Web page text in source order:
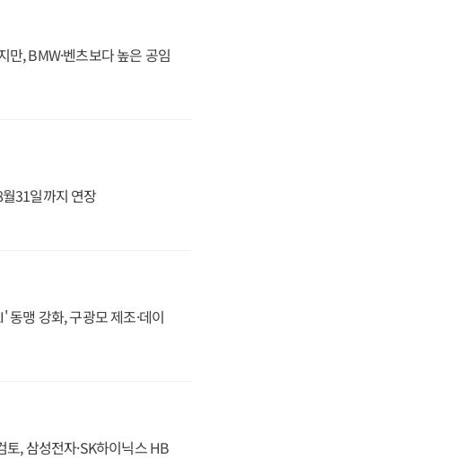
, BMW·벤츠보다 높은 공임
31일까지 연장
맹 강화, 구광모 제조·데이
, 삼성전자·SK하이닉스 HB